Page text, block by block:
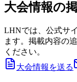
大会情報の
LHNでは、公式サ
ます。掲載内容の
ください。
大会情報を送る